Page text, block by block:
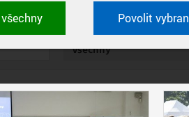
a identifikátorů relace.
Povolit